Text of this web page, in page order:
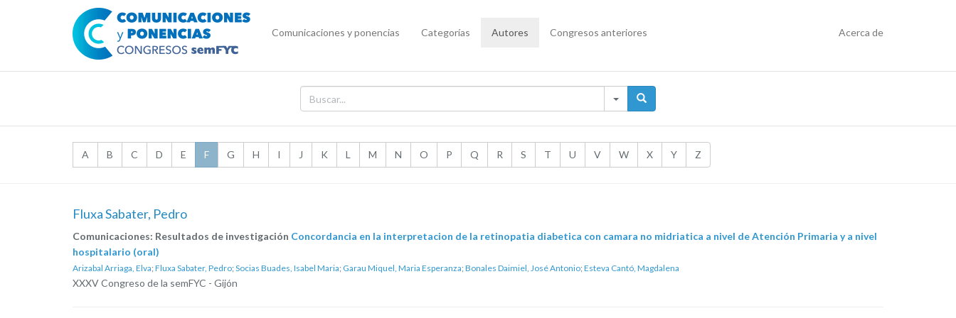
Comunicaciones y ponencias Categorías Autores Congresos anteriores Acerca de
A B C D E F G H I J K L M N O P Q R S T U V W X Y Z
Fluxa Sabater, Pedro
Comunicaciones: Resultados de investigación Concordancia en la interpretacion de la retinopatia diabetica con camara no midriatica a nivel de Atención Primaria y a nivel
hospitalario (oral)
Arizabal Arriaga, Elva; Fluxa Sabater, Pedro; Socias Buades, Isabel Maria; Garau Miquel, Maria Esperanza; Bonales Daimiel, José Antonio; Esteva Cantó, Magdalena
XXXV Congreso de la semFYC - Gijón